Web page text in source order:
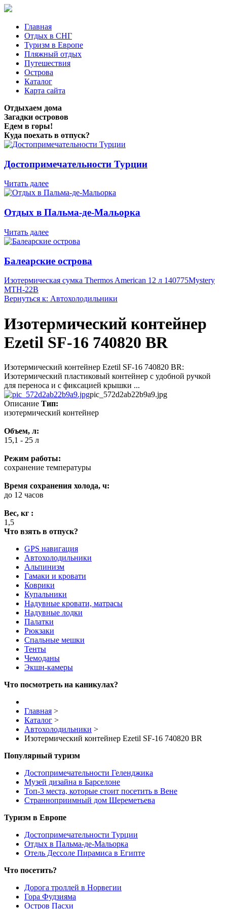
Главная
Отдых в СНГ
Туризм в Европе
Пляжный отдых
Путешествия
Острова
Каталог
Карта сайта
Отдыхаем дома
Загадки островов
Едем в горы!
Куда поехать в отпуск?
Достопримечательности Турции
Читать далее
Отдых в Пальма-де-Мальорка
Читать далее
Балеарские острова
Изотермическая сумка Thermos American 12 л 140775Mystery
MTH-22B
Вернуться к: Автохолодильники
Изотермический контейнер
Ezetil SF-16 740820 BR
Изотермический контейнер Ezetil SF-16 740820 BR:
Изотермический пластиковый контейнер с удобной ручкой
для переноса и с фиксацией крышки ...
pic_572d2ab22b9a9.jpg
Описание Тип:
изотермический контейнер
Объем, л:
15,1 - 25 л
Режим работы:
сохранение температуры
Время сохранения холода, ч:
до 12 часов
Вес, кг :
1,5
Что взять в отпуск?
GPS навигация
Автохолодильники
Альпинизм
Гамаки и кровати
Коврики
Купальники
Надувные кровати, матрасы
Надувные лодки
Палатки
Рюкзаки
Спальные мешки
Тенты
Чемоданы
Экшн-камеры
Что посмотреть на каникулах?
Главная >
Каталог >
Автохолодильники >
Изотермический контейнер Ezetil SF-16 740820 BR
Популярный туризм
Достопримечательности Геленджика
Музей дизайна в Барселоне
Топ-3 места, которые стоит посетить в Вене
Странноприимный дом Шереметьева
Туризм в Европе
Достопримечательности Турции
Отдых в Пальма-де-Мальорка
Отель Дессоле Пирамиса в Египте
Что посетить?
Дорога троллей в Норвегии
Гора Фудзияма
Остров Пасхи